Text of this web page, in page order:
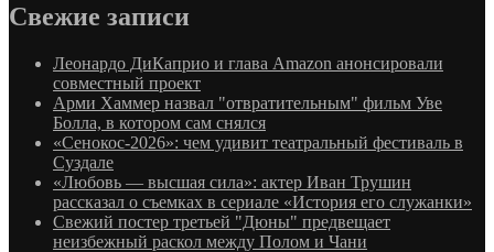
Свежие записи
Леонардо ДиКаприо и глава Amazon анонсировали
совместный проект
Арми Хаммер назвал "отвратительным" фильм Уве
Болла, в котором сам снялся
«Сенокос-2026»: чем удивит театральный фестиваль в
Суздале
«Любовь — высшая сила»: актер Иван Трушин
рассказал о съемках в сериале «История его служанки»
Свежий постер третьей "Дюны" предвещает
неизбежный раскол между Полом и Чани